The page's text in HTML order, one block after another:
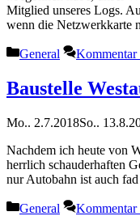
Mitglied unseres Logs.
wenn die Netzwerkkarte
Kategorien
General Kommentar
Baustelle
Mo.. 2.7.2018So..
Nachdem ich heute von
herrlich schauderhaften
nur Autobahn ist auch
Kategorien
General Kommentar